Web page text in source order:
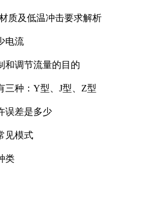
质及低温冲击要求解析
电流
和调节流量的目的
三种：Y型、J型、Z型
误差是多少
见模式
类